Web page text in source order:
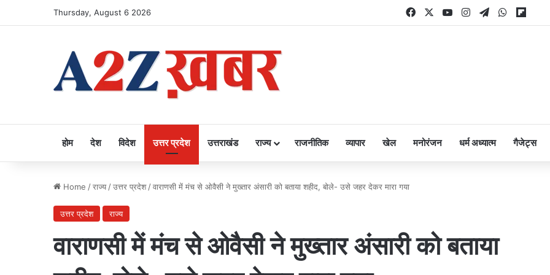
Thursday, August 6 2026 FacebookYouTubeInstagram
TelegramWhatsApp
होम देश विदेश उत्तर प्रदेश उत्तराखंड राज्य राजनीतिक व्यापार खेल मनोरंजन धर्म अध्यात्म गैजेट्स
Home /राज्य /उत्तर प्रदेश /वाराणसी में मंच से ओवैसी ने मुख्तार अंसारी को बताया शहीद, बोले- उसे जहर देकर मारा गया
उत्तर प्रदेश राज्य
वाराणसी में मंच से ओवैसी ने मुख्तार अंसारी को बताया